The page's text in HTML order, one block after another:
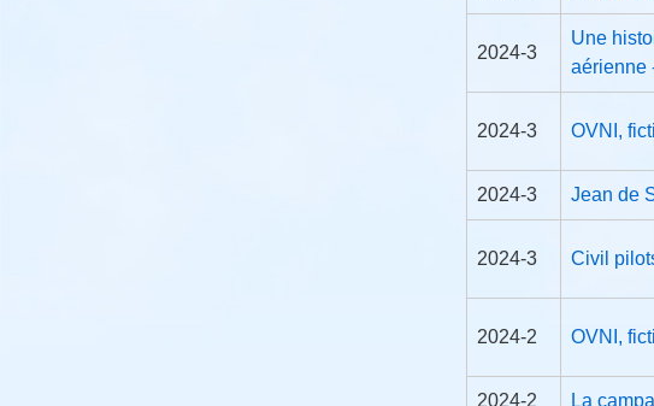
2024-3
Une
aérienne
2024-3 OVNI,
2024-3 Jean de
2024-3 Civil
2024-2 OVNI,
2024-2 La